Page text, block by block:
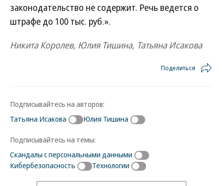
законодательство не содержит. Речь ведется о
штрафе до 100 тыс. руб.».
Никита Королев, Юлия Тишина, Татьяна Исакова
Поделиться
Подписывайтесь на авторов:
Татьяна Исакова
Юлия Тишина
Подписывайтесь на темы:
Скандалы с персональными данными
Кибербезопасность
Технологии